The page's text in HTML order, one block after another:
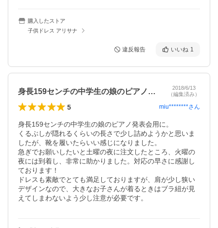
購入したストア
子供ドレス アリサナ
違反報告 いいね 1
身長159センチの中学生の娘のピアノ発…
2018/6/13
（編集済み）
5 miu********さん
身長159センチの中学生の娘のピアノ発表会用に。
くるぶしが隠れるくらいの長さで少し詰めようかと思いま
したが、靴を履いたらいい感じになりました。
急ぎでお願いしたいと土曜の夜に注文したところ、火曜の
夜には到着し、非常に助かりました。対応の早さに感謝し
ております！
ドレスも素敵でとても満足しておりますが、肩が少し狭い
デザインなので、大きなお子さんが着るときはブラ紐が見
えてしまわないよう少し注意が必要です。